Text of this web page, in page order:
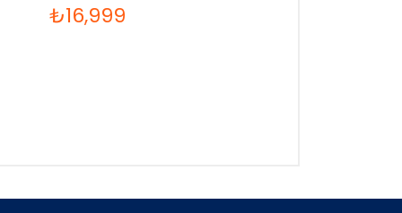
₺16,999